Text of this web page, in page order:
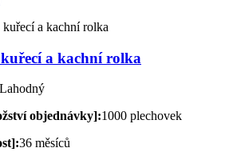
a kachní rolka
Lahodný
objednávky]:1000 plechovek
36 měsíců